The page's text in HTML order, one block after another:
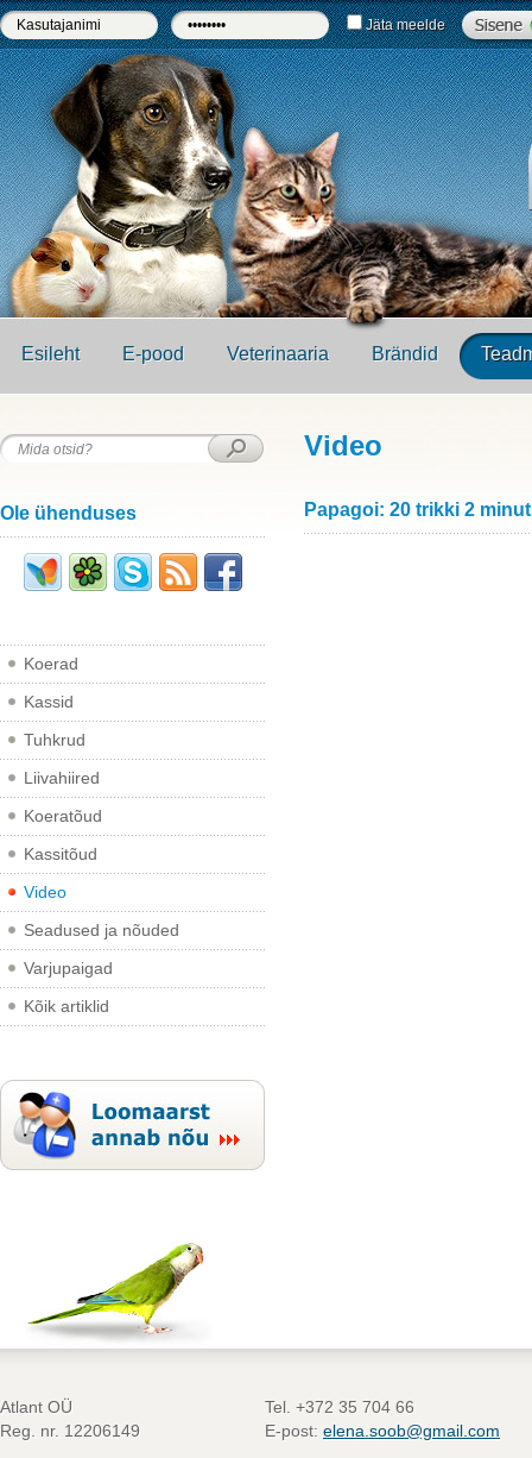
Jäta meelde
Esileht E-pood Veterinaaria Brändid
Ole ühenduses
Koerad
Kassid
Tuhkrud
Liivahiired
Koeratõud
Kassitõud
Video
Seadused ja nõuded
Varjupaigad
Kõik artiklid
Video
Papagoi: 20 trikki 2
Atlant OÜ
Reg. nr. 12206149
Tel. +372 35 704 66
E-post: elena.soob@gmail.com